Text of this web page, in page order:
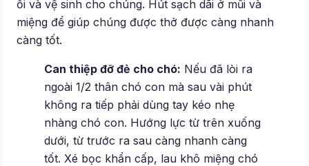
ối và vệ sinh cho chúng. Hút sạch dãi ở mũi và
miệng để giúp chúng được thở được càng nhanh
càng tốt.
Can thiệp đỡ đẻ cho chó: Nếu đã lòi ra
ngoài 1/2 thân chó con mà sau vài phút
không ra tiếp phải dùng tay kéo nhẹ
nhàng chó con. Hướng lực từ trên xuống
dưới, từ trước ra sau càng nhanh càng
tốt. Xé bọc khẩn cấp, lau khô miệng chó